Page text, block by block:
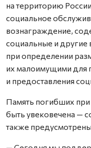
на территорию
социальное
вознаграждение,
социальные и другие
при определении
их малоимущими для
и предоставления
Память погибших
быть увековечена —
также